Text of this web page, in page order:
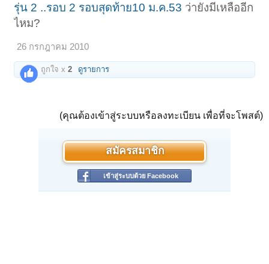
รุ่น 2 ..รอบ 2 รอบสุดท้าย10 ม.ค.53 ว่ายังมีเหลืออีก
ไหม?
26 กรกฎาคม 2010
ถูกใจ x2 ดูรายการ
(คุณต้องเข้าสู่ระบบหรือลงทะเบียน เพื่อที่จะโพสต์)
สมัครสมาชิก
เข้าสู่ระบบด้วย Facebook